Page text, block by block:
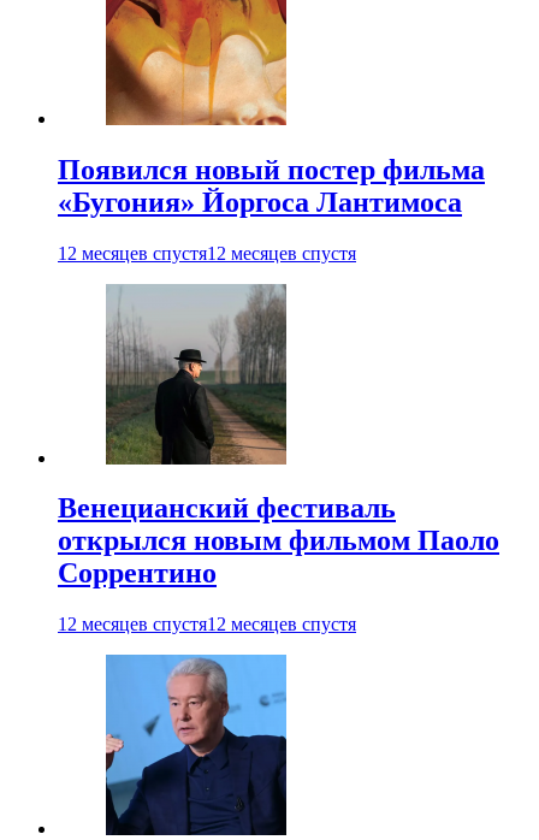
Появился новый постер фильма
«Бугония» Йоргоса Лантимоса
12 месяцев спустя12 месяцев спустя
Венецианский фестиваль
открылся новым фильмом Паоло
Соррентино
12 месяцев спустя12 месяцев спустя